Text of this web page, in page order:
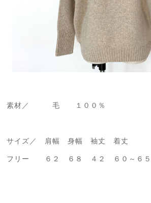
素材／ 毛 １００％
サイズ／ 肩幅 身幅 袖丈 着丈
フリー ６２ ６８ ４２ ６０～６５